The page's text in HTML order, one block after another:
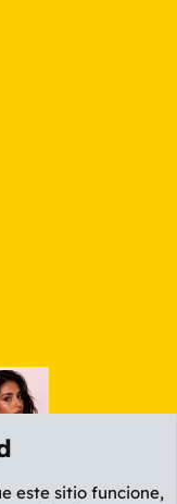
este sitio funcione,